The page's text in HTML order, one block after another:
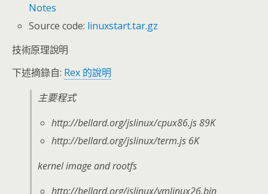
Notes
Source code: linuxstart.tar.gz
技術原理說明
下述摘錄自: Rex 的說明
主要程式
http://bellard.org/jslinux/cpux86.js 89K
http://bellard.org/jslinux/term.js 6K
kernel image and rootfs
http://bellard.org/jslinux/vmlinux26.bin